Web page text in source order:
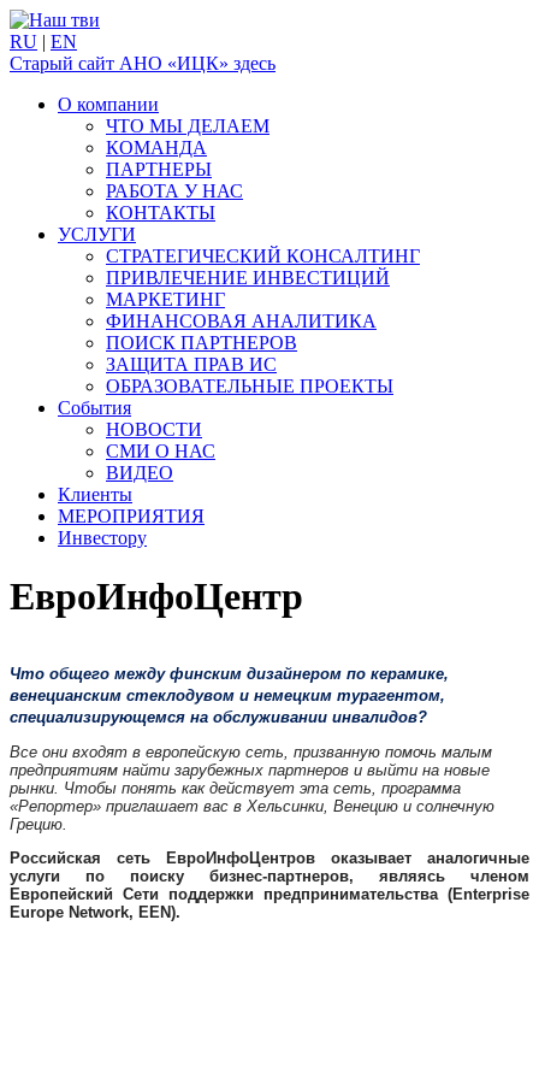
RU | EN
Старый сайт АНО «ИЦК» здесь
О компании
ЧТО МЫ ДЕЛАЕМ
КОМАНДА
ПАРТНЕРЫ
РАБОТА У НАС
КОНТАКТЫ
УСЛУГИ
СТРАТЕГИЧЕСКИЙ КОНСАЛТИНГ
ПРИВЛЕЧЕНИЕ ИНВЕСТИЦИЙ
МАРКЕТИНГ
ФИНАНСОВАЯ АНАЛИТИКА
ПОИСК ПАРТНЕРОВ
ЗАЩИТА ПРАВ ИС
ОБРАЗОВАТЕЛЬНЫЕ ПРОЕКТЫ
События
НОВОСТИ
СМИ О НАС
ВИДЕО
Клиенты
МЕРОПРИЯТИЯ
Инвестору
ЕвроИнфоЦентр
Что общего между финским дизайнером по керамике,
венецианским стеклодувом и немецким турагентом,
специализирующемся на обслуживании инвалидов?
Все они входят в европейскую сеть, призванную помочь малым
предприятиям найти зарубежных партнеров и выйти на новые
рынки. Чтобы понять как действует эта сеть, программа
«Репортер» приглашает вас в Хельсинки, Венецию и солнечную
Грецию.
Российская сеть ЕвроИнфоЦентров оказывает аналогичные
услуги по поиску бизнес-партнеров, являясь членом
Европейский Сети поддержки предпринимательства (Enterprise
Europe Network, EEN).